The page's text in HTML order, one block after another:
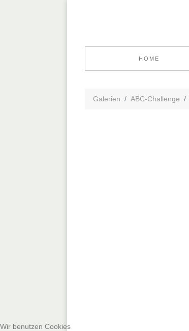
HOME
Galerien ABC-Challenge
Wir benutzen Cookies